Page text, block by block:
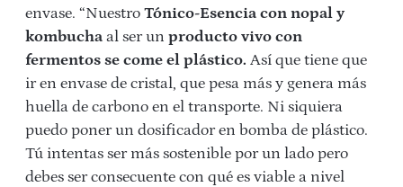
envase. “Nuestro Tónico-Esencia con nopal y
kombucha al ser un producto vivo con
fermentos se come el plástico. Así que tiene que
ir en envase de cristal, que pesa más y genera más
huella de carbono en el transporte. Ni siquiera
puedo poner un dosificador en bomba de plástico.
Tú intentas ser más sostenible por un lado pero
debes ser consecuente con qué es viable a nivel